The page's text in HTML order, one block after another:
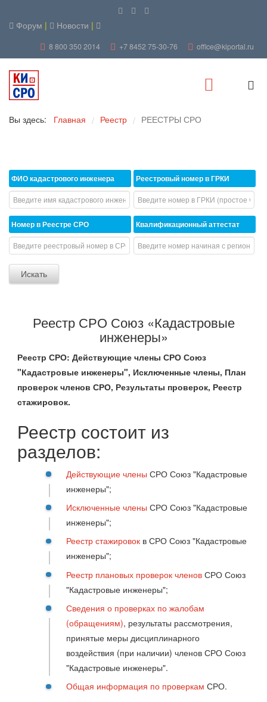
Форум | Новости |
8 800 350 2014 +7 8452 75-30-76 office@kiportal.ru
Вы здесь: Главная / Реестр / РЕЕСТРЫ СРО
ФИО кадастрового инженера
Номер в Реестре СРО
Реестровый номер в ГРКИ
Квалификационный аттестат
Реестр СРО Союз «Кадастровые
инженеры»
Реестр СРО: Действующие члены СРО Союз
"Кадастровые инженеры", Исключенные члены, План
проверок членов СРО, Результаты проверок, Реестр
стажировок.
Реестр состоит из
разделов:
Действующие члены СРО Союз "Кадастровые
инженеры";
Исключенные члены СРО Союз "Кадастровые
инженеры";
Реестр стажировок в СРО Союз "Кадастровые
инженеры";
Реестр плановых проверок членов СРО Союз
"Кадастровые инженеры";
Сведения о проверках по жалобам
(обращениям), результаты рассмотрения,
принятые меры дисциплинарного
воздействия (при наличии) членов СРО Союз
"Кадастровые инженеры".
Общая информация по проверкам СРО.